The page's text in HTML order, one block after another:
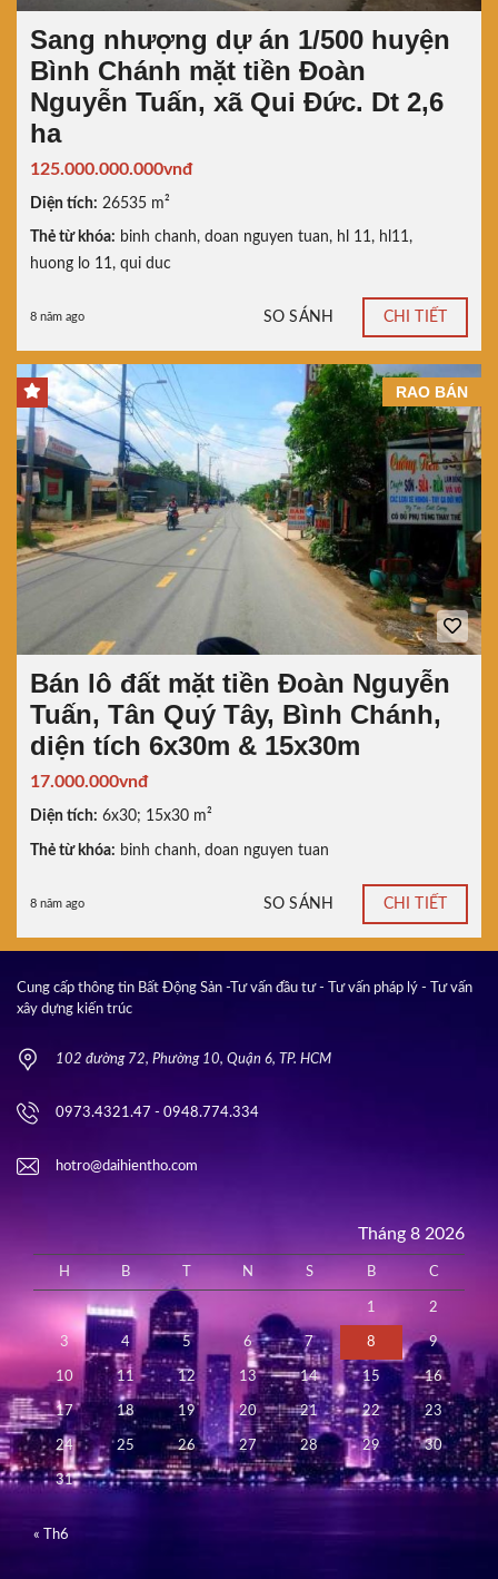
Sang nhượng dự án 1/500 huyện
Bình Chánh mặt tiền Đoàn
Nguyễn Tuấn, xã Qui Đức. Dt 2,6
ha
125.000.000.000vnđ
Diện tích: 26535 m²
Thẻ từ khóa: binh chanh, doan nguyen tuan, hl 11, hl11,
huong lo 11, qui duc
8 năm ago SO SÁNH CHI TIẾT
RAO BÁN
Bán lô đất mặt tiền Đoàn Nguyễn
Tuấn, Tân Quý Tây, Bình Chánh,
diện tích 6x30m & 15x30m
17.000.000vnđ
Diện tích: 6x30; 15x30 m²
Thẻ từ khóa: binh chanh, doan nguyen tuan
8 năm ago SO SÁNH CHI TIẾT
Cung cấp thông tin Bất Động Sản -Tư vấn đầu tư - Tư vấn pháp lý - Tư vấn
xây dựng kiến trúc
102 đường 72, Phường 10, Quận 6, TP. HCM
0973.4321.47 - 0948.774.334
hotro@daihientho.com
Tháng 8 2026
H B N S B C
1 2
3 4 5 6 7 8 9
10 11 12 13 14 15 16
17 18 19 20 21 22 23
24 25 26 27 28 29 30
31
« Th6